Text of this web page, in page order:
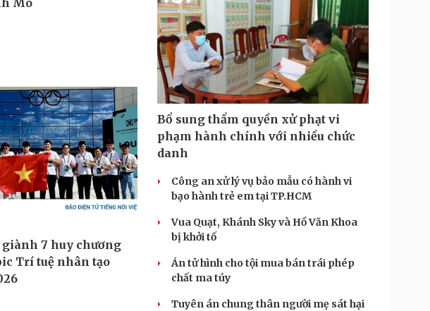
Bổ sung thẩm quyền xử phạt vi
phạm hành chính với nhiều chức
danh
Công an xử lý vụ bảo mẫu có hành vi
bạo hành trẻ em tại TP.HCM
Vua Quạt, Khánh Sky và Hồ Văn Khoa
bị khởi tố
Án tử hình cho tội mua bán trái phép
chất ma túy
Tuyên án chung thân người mẹ sát hại